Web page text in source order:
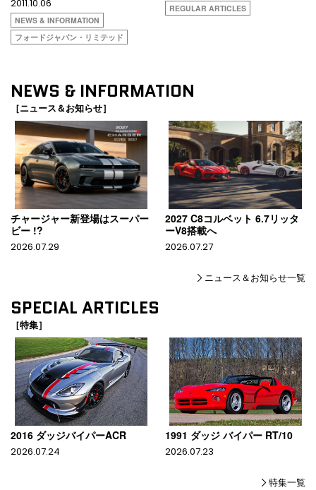
2011.10.06
NEWS & INFORMATION
フォードジャパン・リミテッド
REGULAR ARTICLES
NEWS & INFORMATION
［ニュース＆お知らせ］
チャージャー新登場はスーパー
ビー !?
2026.07.29
2027 C8コルベット 6.7リッタ
ーV8搭載へ
2026.07.27
ニュース＆お知らせ一覧
SPECIAL ARTICLES
［特集］
2016 ダッジバイパーACR
2026.07.24
1991 ダッジ バイパー RT/10
2026.07.23
特集一覧